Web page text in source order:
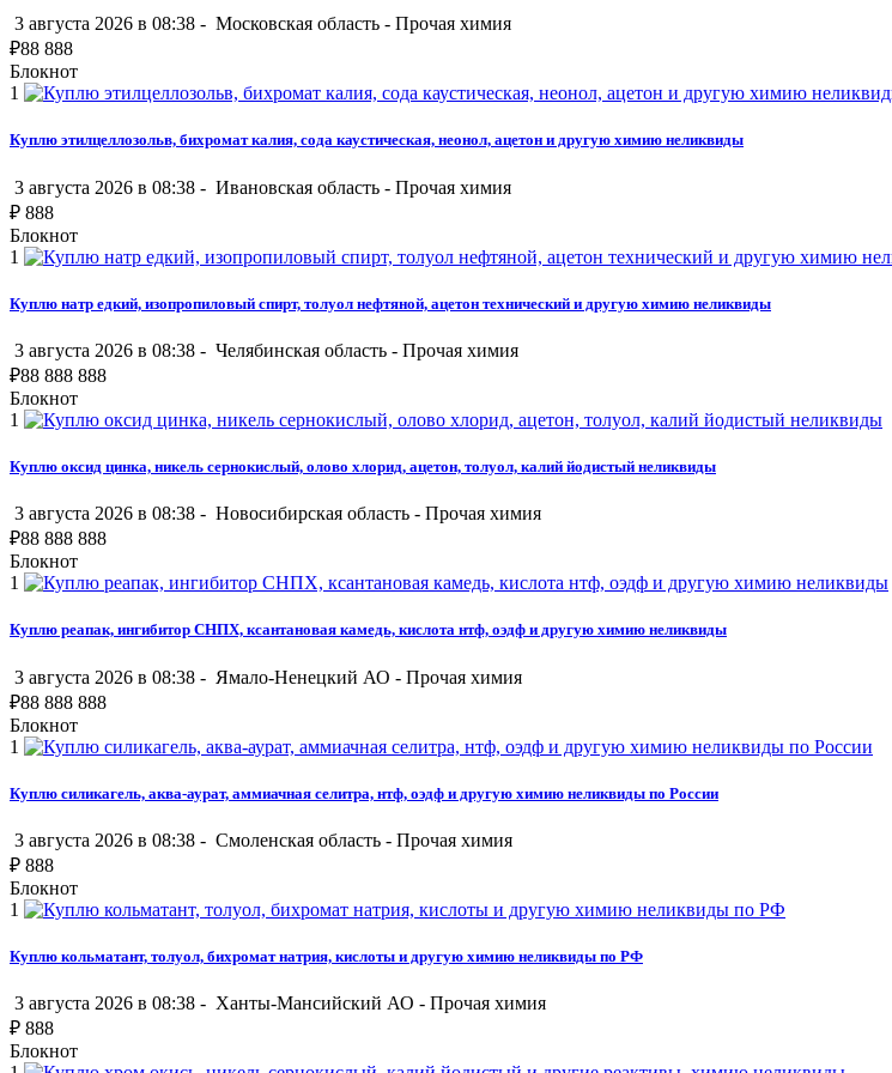
3 августа 2026 в 08:38 - Московская область - Прочая химия
₽88 888
Блокнот
1
Куплю этилцеллозольв, бихромат калия, сода каустическая, неонол, ацетон и другую химию неликвиды
3 августа 2026 в 08:38 - Ивановская область - Прочая химия
₽ 888
Блокнот
1
Куплю натр едкий, изопропиловый спирт, толуол нефтяной, ацетон технический и другую химию неликвиды
3 августа 2026 в 08:38 - Челябинская область - Прочая химия
₽88 888 888
Блокнот
1
Куплю оксид цинка, никель сернокислый, олово хлорид, ацетон, толуол, калий йодистый неликвиды
3 августа 2026 в 08:38 - Новосибирская область - Прочая химия
₽88 888 888
Блокнот
1
Куплю реапак, ингибитор СНПХ, ксантановая камедь, кислота нтф, оэдф и другую химию неликвиды
3 августа 2026 в 08:38 - Ямало-Ненецкий АО - Прочая химия
₽88 888 888
Блокнот
1
Куплю силикагель, аква-аурат, аммиачная селитра, нтф, оэдф и другую химию неликвиды по России
3 августа 2026 в 08:38 - Смоленская область - Прочая химия
₽ 888
Блокнот
1
Куплю кольматант, толуол, бихромат натрия, кислоты и другую химию неликвиды по РФ
3 августа 2026 в 08:38 - Ханты-Мансийский АО - Прочая химия
₽ 888
Блокнот